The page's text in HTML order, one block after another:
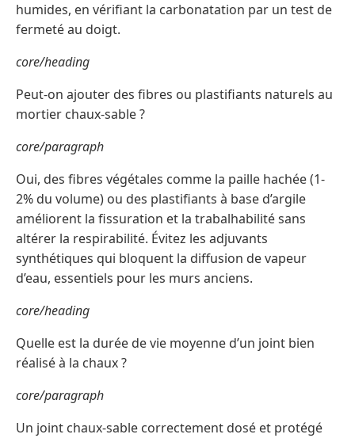
humides, en vérifiant la carbonatation par un test de
fermeté au doigt.
core/heading
Peut-on ajouter des fibres ou plastifiants naturels au
mortier chaux-sable ?
core/paragraph
Oui, des fibres végétales comme la paille hachée (1-
2% du volume) ou des plastifiants à base d’argile
améliorent la fissuration et la trabalhabilité sans
altérer la respirabilité. Évitez les adjuvants
synthétiques qui bloquent la diffusion de vapeur
d’eau, essentiels pour les murs anciens.
core/heading
Quelle est la durée de vie moyenne d’un joint bien
réalisé à la chaux ?
core/paragraph
Un joint chaux-sable correctement dosé et protégé